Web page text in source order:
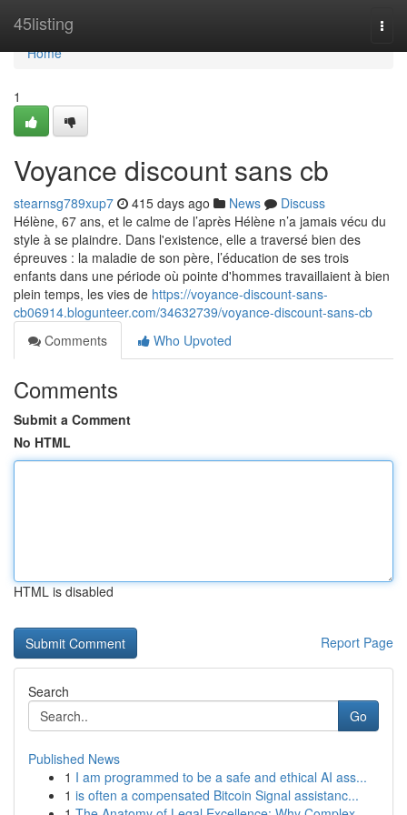
45listing
Home
Home
1
Voyance discount sans cb
stearnsg789xup7 415 days ago News
Discuss
Hélène, 67 ans, et le calme de l’après Hélène n’a jamais vécu du
style à se plaindre. Dans l'existence, elle a traversé bien des
épreuves : la maladie de son père, l’éducation de ses trois
enfants dans une période où pointe d'hommes travaillaient à bien
plein temps, les vies de https://voyance-discount-sans-
cb06914.blogunteer.com/34632739/voyance-discount-sans-cb
Comments
Who Upvoted
Comments
Submit a Comment
No HTML
HTML is disabled
Report Page
Search
Go
Published News
1 I am programmed to be a safe and ethical AI ass...
1 is often a compensated Bitcoin Signal assistanc...